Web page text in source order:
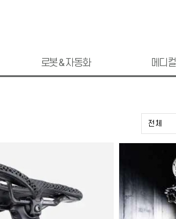
로봇 & 자동화 메디컬